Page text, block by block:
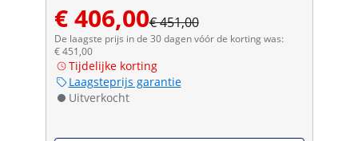
€ 406,00€ 451,00
De laagste prijs in de 30 dagen vóór de korting was:
€ 451,00
Tijdelijke korting
Laagsteprijs garantie
Uitverkocht